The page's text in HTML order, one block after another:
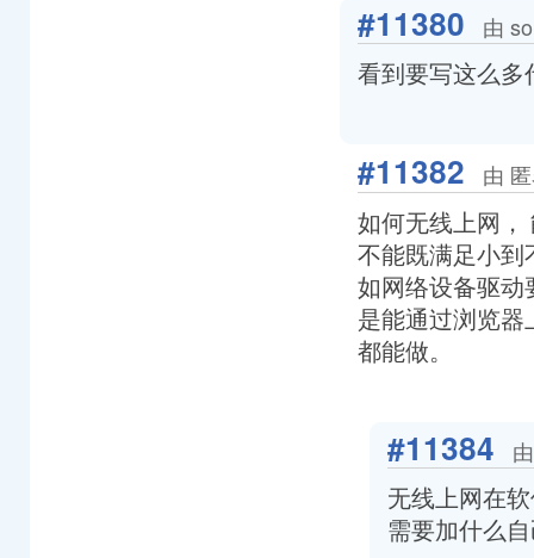
#11380 由
看到要写这么
#11382 由
如何无线上网，
不能既满足小
如网络设备驱
是能通过浏览
都能做。
#11384
无线上网在
需要加什么